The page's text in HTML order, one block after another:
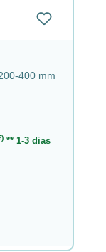
400 mm
** 1-3 dias